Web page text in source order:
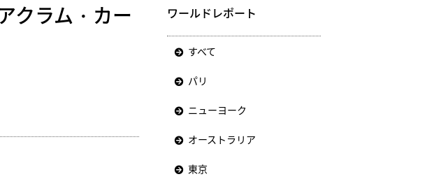
クラム・カー
ワールドレポート
すべて
パリ
ニューヨーク
オーストラリア
東京